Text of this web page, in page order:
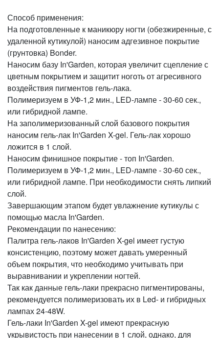
Способ применения:
На подготовленные к маникюру ногти (обезжиренные, с
удаленной кутикулой) наносим адгезивное покрытие
(грунтовка) Bonder.
Наносим базу In'Garden, которая увеличит сцепление с
цветным покрытием и защитит ноготь от агресивного
воздействия пигментов гель-лака.
Полимеризуем в УФ-1,2 мин., LED-лампе - 30-60 сек.,
или гибридной лампе.
На заполимеризованный слой базового покрытия
наносим гель-лак In'Garden X-gel. Гель-лак хорошо
ложится в 1 слой.
Наносим финишное покрытие - топ In'Garden.
Полимеризуем в УФ-1,2 мин., LED-лампе - 30-60 сек.,
или гибридной лампе. При необходимости снять липкий
слой.
Завершающим этапом будет увлажнение кутикулы с
помощью масла In'Garden.
Рекомендации по нанесению:
Палитра гель-лаков In'Garden X-gel имеет густую
консистенцию, поэтому может давать умеренный
объем покрытия, что необходимо учитывать при
выравнивании и укреплении ногтей.
Так как данные гель-лаки прекрасно пигментированы,
рекомендуется полимеризовать их в Led- и гибридных
лампах 24-48W.
Гель-лаки In'Garden X-gel имеют прекрасную
укрывистость при нанесении в 1 слой, однако, для